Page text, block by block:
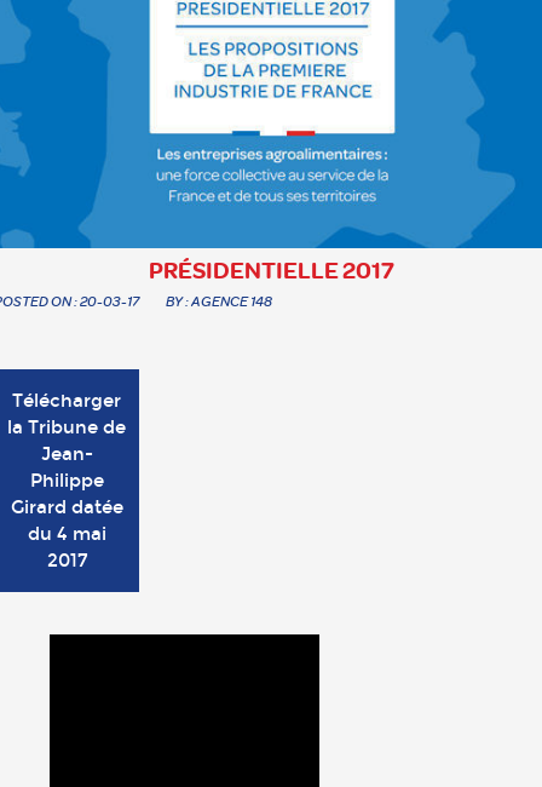
PRÉSIDENTIELLE 2017
ON : 20-03-17 BY : AGENCE 148
Télécharger
la Tribune de
Jean-
Philippe
Girard datée
du 4 mai
2017